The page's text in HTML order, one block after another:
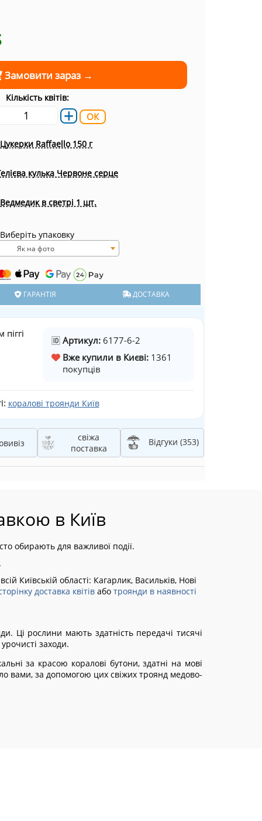
Замовити зараз →
Кількість квітів:
ОК
Цукерки Raffaello 150 г
кулька Червоне серце
Ведмедик в светрі 1 шт.
Виберіть упаковку
Як на фото
ГАРАНТІЯ ДОСТАВКА
🆔 Артикул: 6177-6-2
Вже купили в Києві: 1361
покупців
коралові троянди Київ
свіжа
поставка
Відгуки (353)
в Київ
обирають для важливої події.
Київській області: Кагарлик, Васильків, Нові
доставка квітів або троянди в наявності
Ці рослини мають здатність передачі тисячі
заходи.
за красою коралові бутони, здатні на мові
вами, за допомогою цих свіжих троянд медово-